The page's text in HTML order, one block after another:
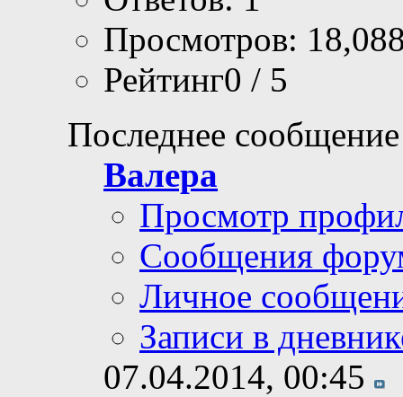
Просмотров:
Рейтинг0 / 5
Последнее
Валера
Просмотр
Сообщения
Личное
Записи в
07.04.2014, 00:45